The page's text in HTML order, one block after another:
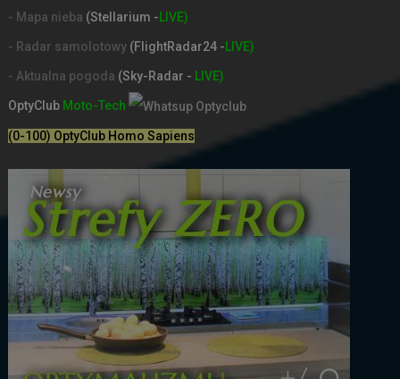
- Mapa nieba (Stellarium -LIVE)
- Radar samolotowy (FlightRadar24 -LIVE)
- Aktualna pogoda (Sky-Radar - LIVE)
OptyClub Moto-Tech
(0-100) OptyClub Homo Sapiens